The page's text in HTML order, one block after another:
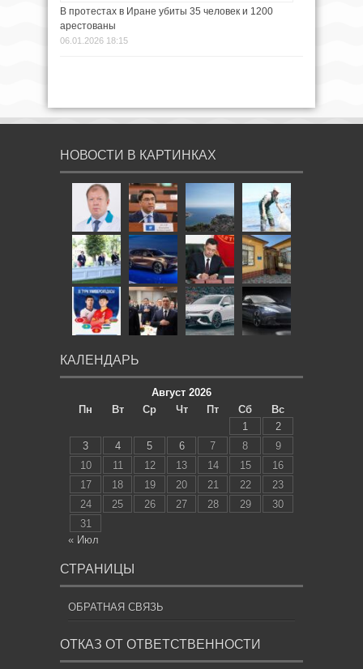
В протестах в Иране убиты 35 человек и 1200
арестованы
06.01.2026 18:15
НОВОСТИ В КАРТИНКАХ
КАЛЕНДАРЬ
Август 2026
Пн
Вт Ср Чт Пт Сб
Вс
1
2
3
4 5 6 7 8
9
10
11 12 13 14 15
16
17
18 19 20 21 22
23
24
25 26 27 28 29
30
31
« Июл
СТРАНИЦЫ
ОБРАТНАЯ СВЯЗЬ
ОТКАЗ ОТ ОТВЕТСТВЕННОСТИ